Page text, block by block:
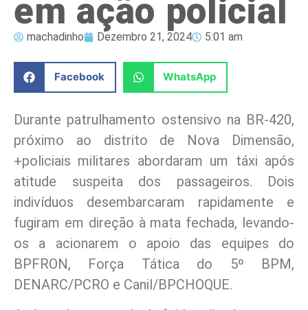
em ação policial
machadinho Dezembro 21, 2024 5:01 am
Facebook WhatsApp
Durante patrulhamento ostensivo na BR-420,
próximo ao distrito de Nova Dimensão,
+policiais militares abordaram um táxi após
atitude suspeita dos passageiros. Dois
indivíduos desembarcaram rapidamente e
fugiram em direção à mata fechada, levando-
os a acionarem o apoio das equipes do
BPFRON, Força Tática do 5º BPM,
DENARC/PCRO e Canil/BPCHOQUE.